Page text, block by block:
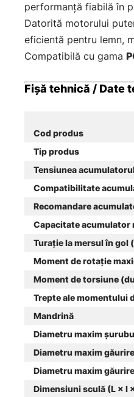
performanţă fiabilă în
Datorită motorului
eficientă pentru lemn,
Compatibilă cu gama
Fişă tehnică / Date
Cod produs
Tip produs
Tensiunea
Compatibilitate
Recomandare
Capacitate acumulator
Turaţie la mersul în gol
Moment de rotaţie
Moment de torsiune
Trepte ale momentului
Mandrină
Diametru maxim
Diametru maxim
Diametru maxim
Dimensiuni sculă (L × l